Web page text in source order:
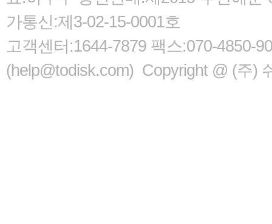
가통신:제3-02-15-0001호
고객센터:1644-7879 팩스:070-4850-
(help@todisk.com) Copyright @ (주)